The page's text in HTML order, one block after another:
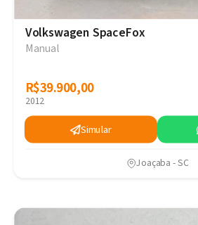
Volkswagen SpaceFox
Manual
R$39.900,00
R$39.900,00
2012
Simular
Joaçaba - SC